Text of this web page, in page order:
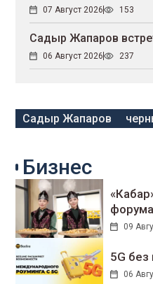
07 Август 2026 153
Садыр Жапаров
06 Август 2026 237
Садыр Жапаров
Бизнес
09
5G
06